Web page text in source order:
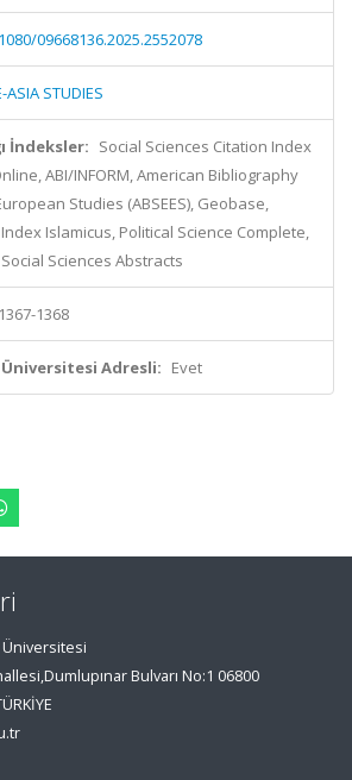
09668136.2025.2552078
ASIA STUDIES
İndeksler: Social Sciences Citation Index
ABI/INFORM, American Bibliography
Studies (ABSEES), Geobase,
Islamicus, Political Science Complete,
Sciences Abstracts
1368
Adresli: Evet
Üniversitesi
Bulvarı No:1 06800